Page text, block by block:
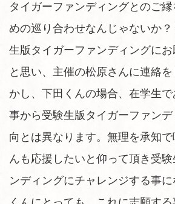
タイガーファンディングとのご
めの巡り合わせなんじゃないか
生版タイガーファンディングに
と思い、主催の松原さんに連絡
かし、下田くんの場合、在学生
事から受験生版タイガーファン
向とは異なります。無理を承知
んも応援したいと仰って頂き受
ンディングにチャレンジする事